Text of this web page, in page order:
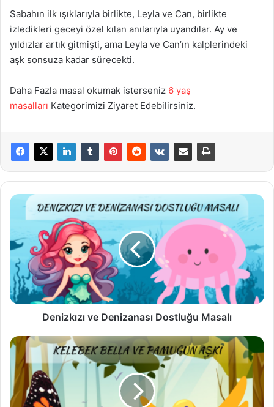
Sabahın ilk ışıklarıyla birlikte, Leyla ve Can, birlikte
izledikleri geceyi özel kılan anılarıyla uyandılar. Ay ve
yıldızlar artık gitmişti, ama Leyla ve Can’ın kalplerindeki
aşk sonsuza kadar sürecekti.
Daha Fazla masal okumak isterseniz 6 yaş
masalları Kategorimizi Ziyaret Edebilirsiniz.
Denizkızı
Dostluğu
Masalı
Denizkızı ve Denizanası Dostluğu Masalı
Kelebek
Bella
ve
Pamuğun
Aşkı